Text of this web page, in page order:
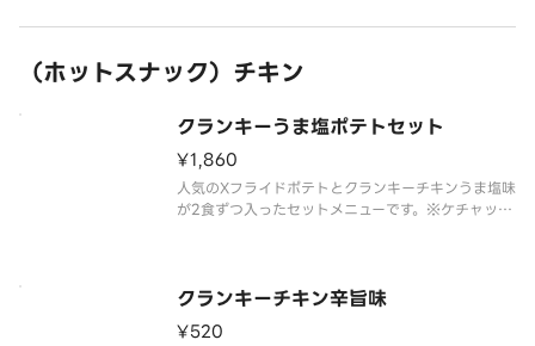
（ホットスナック）チキン
クランキーうま塩ポテトセット
¥1,860
人気のXフライドポテトとクランキーチキンうま塩味
が2食ずつ入ったセットメニューです。※ケチャップ
クランキーチキン辛旨味
¥520